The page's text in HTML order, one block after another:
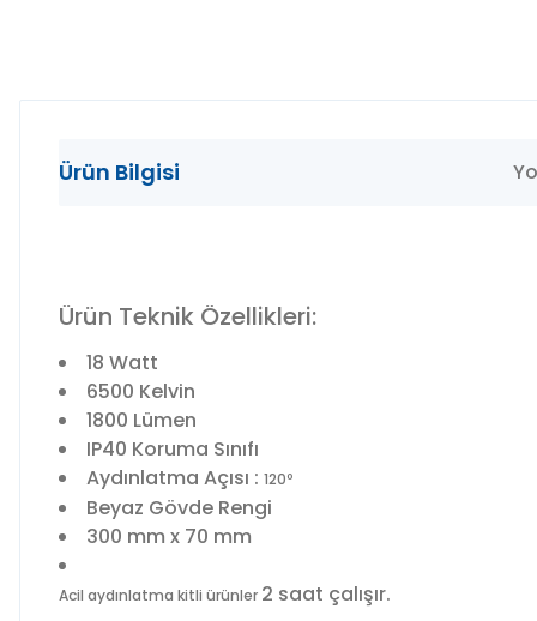
Ürün Bilgisi
Ürün Teknik Özellikleri:
18 Watt
6500 Kelvin
1800 Lümen
IP40 Koruma Sınıfı
Aydınlatma Açısı : 120º
Beyaz Gövde Rengi
300 mm x 70 mm
Acil aydınlatma kitli ürünler 2 saat çalışır.